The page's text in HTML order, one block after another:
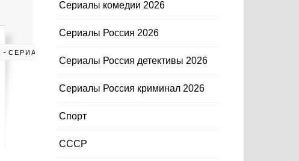
-СЕРИАЛЫ
Сериалы комедии 2026
Сериалы Россия 2026
Сериалы Россия детективы 2026
Сериалы Россия криминал 2026
Спорт
СССР